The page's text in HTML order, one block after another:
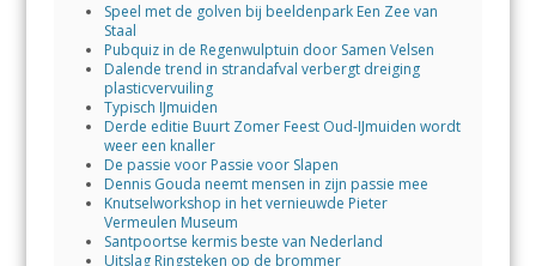
Speel met de golven bij beeldenpark Een Zee van
Staal
Pubquiz in de Regenwulptuin door Samen Velsen
Dalende trend in strandafval verbergt dreiging
plasticvervuiling
Typisch IJmuiden
Derde editie Buurt Zomer Feest Oud-IJmuiden wordt
weer een knaller
De passie voor Passie voor Slapen
Dennis Gouda neemt mensen in zijn passie mee
Knutselworkshop in het vernieuwde Pieter
Vermeulen Museum
Santpoortse kermis beste van Nederland
Uitslag Ringsteken op de brommer